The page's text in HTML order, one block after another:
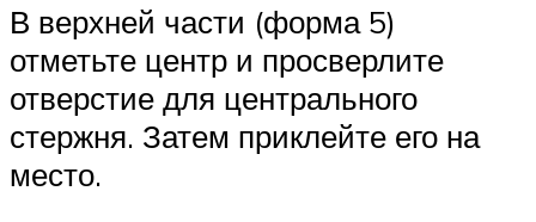
В верхней части (форма 5)
отметьте центр и просверлите
отверстие для центрального
стержня. Затем приклейте его на
место.